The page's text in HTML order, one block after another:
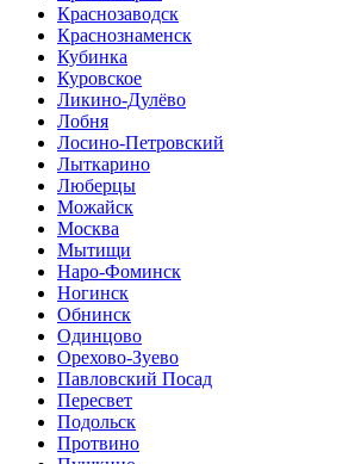
Краснозаводск
Краснознаменск
Кубинка
Куровское
Ликино-Дулёво
Лобня
Лосино-Петровский
Лыткарино
Люберцы
Можайск
Москва
Мытищи
Наро-Фоминск
Ногинск
Обнинск
Одинцово
Орехово-Зуево
Павловский Посад
Пересвет
Подольск
Протвино